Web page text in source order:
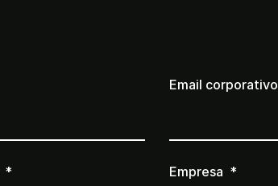
Email corporativo
Empresa